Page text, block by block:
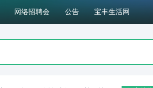
网络招聘会 公告 宝丰生活网